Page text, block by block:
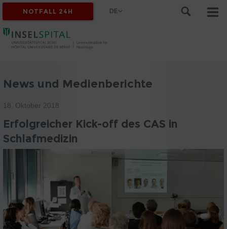
NOTFALL 24H DE
News und Medienberichte
18. Oktober 2018
Erfolgreicher Kick-off des CAS in
Schlafmedizin